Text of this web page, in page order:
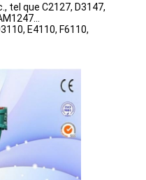
étages
tel que C2127, D3147,
E4110, F6110,